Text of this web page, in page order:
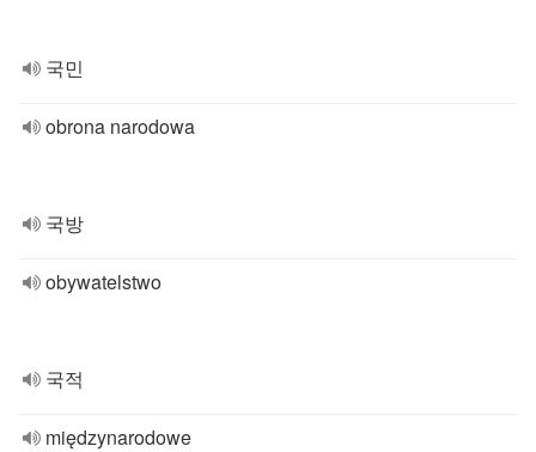
국민
obrona narodowa
국방
obywatelstwo
국적
międzynarodowe